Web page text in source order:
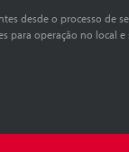
desde o processo de
para operação no local